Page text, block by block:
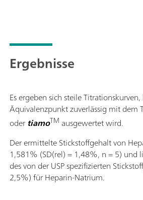
Ergebnisse
Es ergeben sich steile
Äquivalenzpunkt zuverlässig mit dem
oder tiamoTM ausgewertet wird.
Der ermittelte Stickstoffgehalt von
1,581% (SD(rel) = 1,48%, n = 5) und
des von der USP spezifizierten
2,5%) für Heparin-Natrium.